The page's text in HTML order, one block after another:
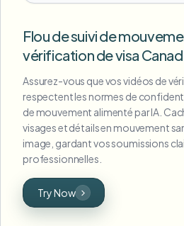
Flou de suivi de
vérification de visa
Assurez-vous que vos vidéos de
respectent les normes de
de mouvement alimenté par IA.
visages et détails en mouvement
image, gardant vos soumissions
professionnelles.
Try Now